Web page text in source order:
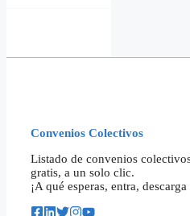
Convenios Colectivos
Listado de convenios
gratis, a un solo clic.
¡A qué esperas, entra,